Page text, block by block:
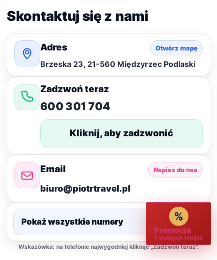
Skontaktuj się z nami
Adres Otwórz mapę
Brzeska 23, 21-560 Międzyrzec Podlaski
Zadzwoń teraz
600 301 704
Kliknij, aby zadzwonić
Email Napisz do nas
biuro@piotrtravel.pl
Pokaż wszystkie numery
Wskazówka: na telefonie najwygodniej kliknąć „Zadzwoń teraz”.
%
Promocja
7 wolnych miejsc